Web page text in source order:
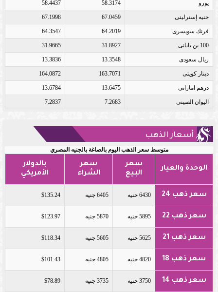
يورو 58.3174
58.4437
جنيه إسترلينى 67.0459
67.1998
فرنك سويسرى 64.2019
64.3547
100 ين يابانى 31.8927
31.9665
ريال سعودى 13.3548
13.3836
دينار كويتى 163.7071
164.0872
درهم اماراتى 13.6475
13.6784
اليوان الصينى 7.2683
7.2837
أسعار الذهب
متوسط سعر الذهب اليوم بالصاغة بالجنيه المصري
الوحدة والعيار
سعر
البيع
سعر
الشراء
بالدولار
الأمريكي
سعر ذهب 24 6430 جنيه 6405 جنيه $135.24
سعر ذهب 22 5895 جنيه 5870 جنيه $123.97
سعر ذهب 21 5625 جنيه 5605 جنيه $118.34
سعر ذهب 18 4820 جنيه 4805 جنيه $101.43
سعر ذهب 14 3750 جنيه 3735 جنيه $78.89